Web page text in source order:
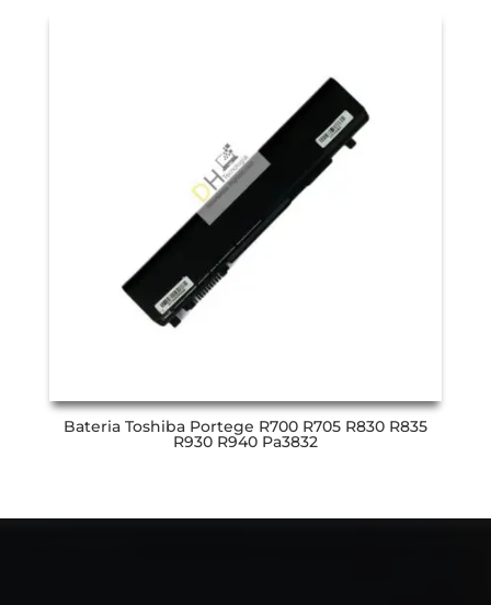
Bateria Toshiba Portege R700 R705 R830 R835
R930 R940 Pa3832